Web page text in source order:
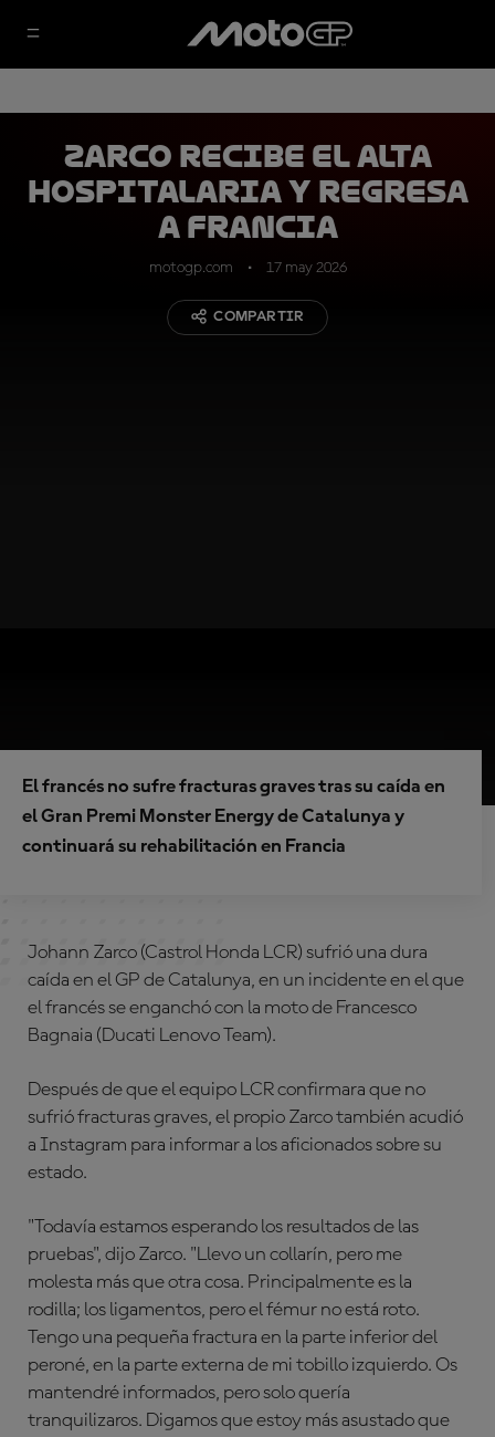
Zarco recibe el alta
hospitalaria y regresa
a Francia
motogp.com 17 may 2026
COMPARTIR
El francés no sufre fracturas graves tras su caída en
el Gran Premi Monster Energy de Catalunya y
continuará su rehabilitación en Francia
Johann Zarco (Castrol Honda LCR) sufrió una dura
caída en el GP de Catalunya, en un incidente en el que
el francés se enganchó con la moto de Francesco
Bagnaia (Ducati Lenovo Team).
Después de que el equipo LCR confirmara que no
sufrió fracturas graves, el propio Zarco también acudió
a Instagram para informar a los aficionados sobre su
estado.
"Todavía estamos esperando los resultados de las
pruebas", dijo Zarco. "Llevo un collarín, pero me
molesta más que otra cosa. Principalmente es la
rodilla; los ligamentos, pero el fémur no está roto.
Tengo una pequeña fractura en la parte inferior del
peroné, en la parte externa de mi tobillo izquierdo. Os
mantendré informados, pero solo quería
tranquilizaros. Digamos que estoy más asustado que